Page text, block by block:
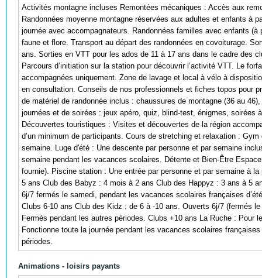
Activités montagne incluses Remontées mécaniques : Accès aux
Randonnées moyenne montagne réservées aux adultes et enfants à
journée avec accompagnateurs. Randonnées familles avec enfants
faune et flore. Transport au départ des randonnées en covoiturage.
ans. Sorties en VTT pour les ados de 11 à 17 ans dans le cadre des
Parcours d’initiation sur la station pour découvrir l’activité VTT. Le
accompagnées uniquement. Zone de lavage et local à vélo à
en consultation. Conseils de nos professionnels et fiches topos pour
de matériel de randonnée inclus : chaussures de montagne (36 au
journées et de soirées : jeux apéro, quiz, blind-test, énigmes,
Découvertes touristiques : Visites et découvertes de la région
d’un minimum de participants. Cours de stretching et relaxation :
semaine. Luge d'été : Une descente par personne et par semaine
semaine pendant les vacances scolaires. Détente et Bien-Être
fournie). Piscine station : Une entrée par personne et par semaine à
5 ans Club des Babyz : 4 mois à 2 ans Club des Happyz : 3 ans à 5
6j/7 fermés le samedi, pendant les vacances scolaires françaises
Clubs 6-10 ans Club des Kidz : de 6 à -10 ans. Ouverts 6j/7 (fermés
Fermés pendant les autres périodes. Clubs +10 ans La Ruche :
Fonctionne toute la journée pendant les vacances scolaires
périodes.
Animations - loisirs payants